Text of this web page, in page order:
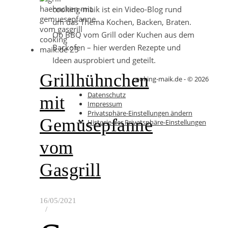
Grillhühnchen
mit
Gemüsepfanne
vom
Gasgrill
16/05/2021
/
cooking-maik ist ein Video-Blog rund
um das Thema Kochen, Backen, Braten.
Ob BBQ vom Grill oder Kuchen aus dem
Backofen – hier werden Rezepte und
Ideen ausprobiert und geteilt.
cooking-maik.de - © 2026
Datenschutz
Impressum
Privatsphäre-Einstellungen ändern
Historie der Privatsphäre-Einstellungen